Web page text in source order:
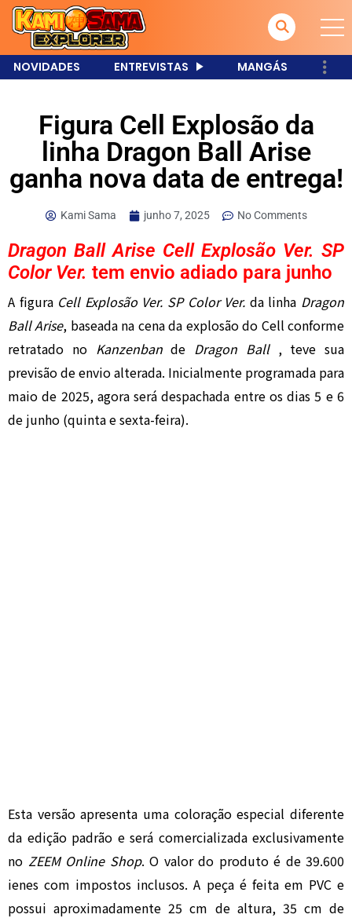
NOVIDADES ENTREVISTAS MANGÁS
Figura Cell Explosão da
linha Dragon Ball Arise
ganha nova data de entrega!
Kami Sama junho 7, 2025 No Comments
Dragon Ball Arise Cell Explosão Ver. SP
Color Ver. tem envio adiado para junho
A figura Cell Explosão Ver. SP Color Ver. da linha Dragon
Ball Arise, baseada na cena da explosão do Cell conforme
retratado no Kanzenbande Dragon Ball , teve sua
previsão de envio alterada. Inicialmente programada para
maio de 2025, agora será despachada entre os dias 5 e 6
de junho (quinta e sexta-feira).
Esta versão apresenta uma coloração especial diferente
da edição padrão e será comercializada exclusivamente
no ZEEM Online Shop. O valor do produto é de 39.600
ienes com impostos inclusos. A peça é feita em PVC e
possui aproximadamente 25 cm de altura, 35 cm de